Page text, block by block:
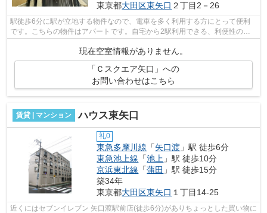
東京都大田区東矢口 ２丁目2－26
駅徒歩6分に駅が立地する物件なので、電車を多く利用する方にとって便利
です。こちらの物件はアパートです。自宅から2駅利用できる、利便性の高
現在空室情報がありません。
「Ｃスクエア矢口」への
お問い合わせはこちら
賃貸 | マンション ハウス東矢口
礼0
東急多摩川線 「矢口渡 」駅 徒歩6分
東急池上線 「池上 」駅 徒歩10分
京浜東北線 「蒲田 」駅 徒歩15分
築34年
東京都大田区東矢口 １丁目14-25
近くにはセブンイレブン 矢口渡駅前店(徒歩6分)がありちょっとした買い物に